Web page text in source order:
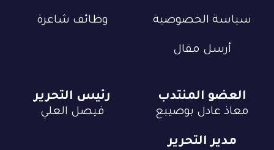
سياسة الخصوصية وظائف شاغرة
أرسل مقال
العضو المنتدب
معاذ عادل بوصيبع
رئيس التحرير
فيصل العلي
مدير التحرير